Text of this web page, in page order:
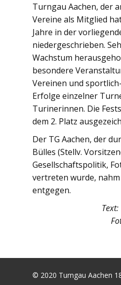
Turngau Aachen, der
Vereine als Mitglied
Jahre in der
niedergeschrieben.
Wachstum
besondere
Vereinen und
Erfolge einzelner
Turinerinnen. Die
dem 2. Platz
Der TG Aachen, der
Bülles (Stellv.
Gesellschaftspolitik,
vertreten wurde,
entgegen.
© 2020 Turngau Aachen